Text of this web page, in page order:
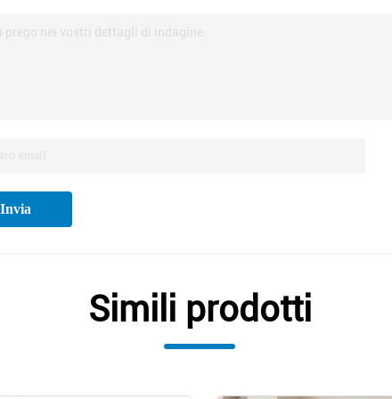
prego nei vostri dettagli di indagine.
Invia
Simili prodotti